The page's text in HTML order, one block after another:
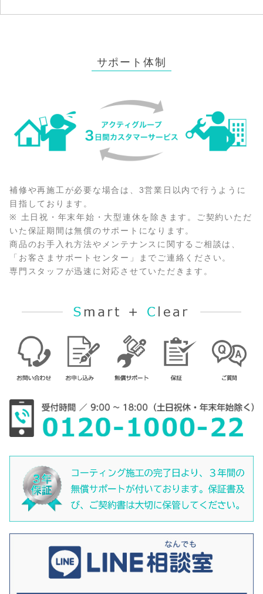
サポート体制
補修や再施工が必要な場合は、3営業日以内で行うように
目指しております。
※ 土日祝・年末年始・大型連休を除きます。ご契約いただ
いた保証期間は無償のサポートになります。
商品のお手入れ方法やメンテナンスに関するご相談は、
「お客さまサポートセンター」までご連絡ください。
専門スタッフが迅速に対応させていただきます。